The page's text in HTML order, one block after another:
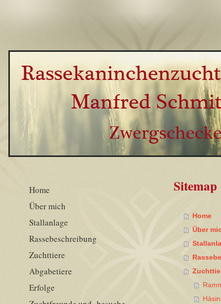
Sitemap
Home
Über
Häsin
Home
Über mich
Stallanlage
Rassebeschreibung
Zuchttiere
Abgabetiere
Erfolge